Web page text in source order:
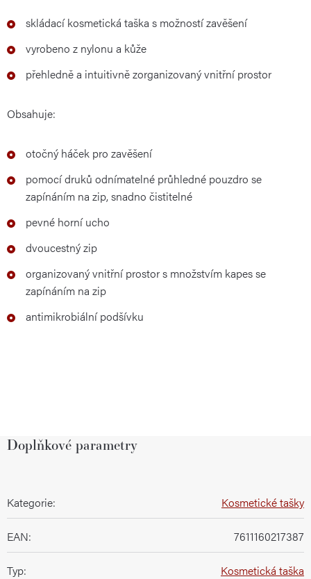
skládací kosmetická taška s možností zavěšení
vyrobeno z nylonu a kůže
přehledně a intuitivně zorganizovaný vnitřní prostor
Obsahuje:
otočný háček pro zavěšení
pomocí druků odnímatelné průhledné pouzdro se
zapínáním na zip, snadno čistitelné
pevné horní ucho
dvoucestný zip
organizovaný vnitřní prostor s množstvím kapes se
zapínáním na zip
antimikrobiální podšívku
Doplňkové parametry
Kategorie: Kosmetické tašky
EAN: 7611160217387
Typ: Kosmetická taška